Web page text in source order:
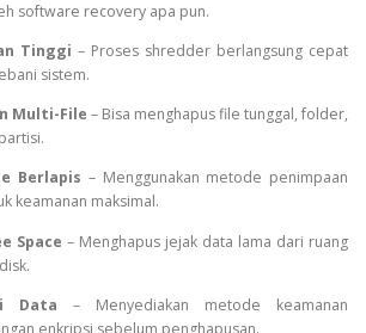
software recovery apa pun.
Tinggi – Proses shredder berlangsung cepat
sistem.
Multi-File – Bisa menghapus file tunggal, folder,
Berlapis – Menggunakan metode penimpaan
keamanan maksimal.
Space – Menghapus jejak data lama dari ruang
Data – Menyediakan metode keamanan
enkripsi sebelum penghapusan.